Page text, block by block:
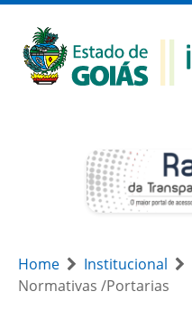
Home Institucional
Normativas /Portarias